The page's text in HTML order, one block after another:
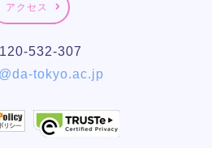
アクセス
532-307
tokyo.ac.jp